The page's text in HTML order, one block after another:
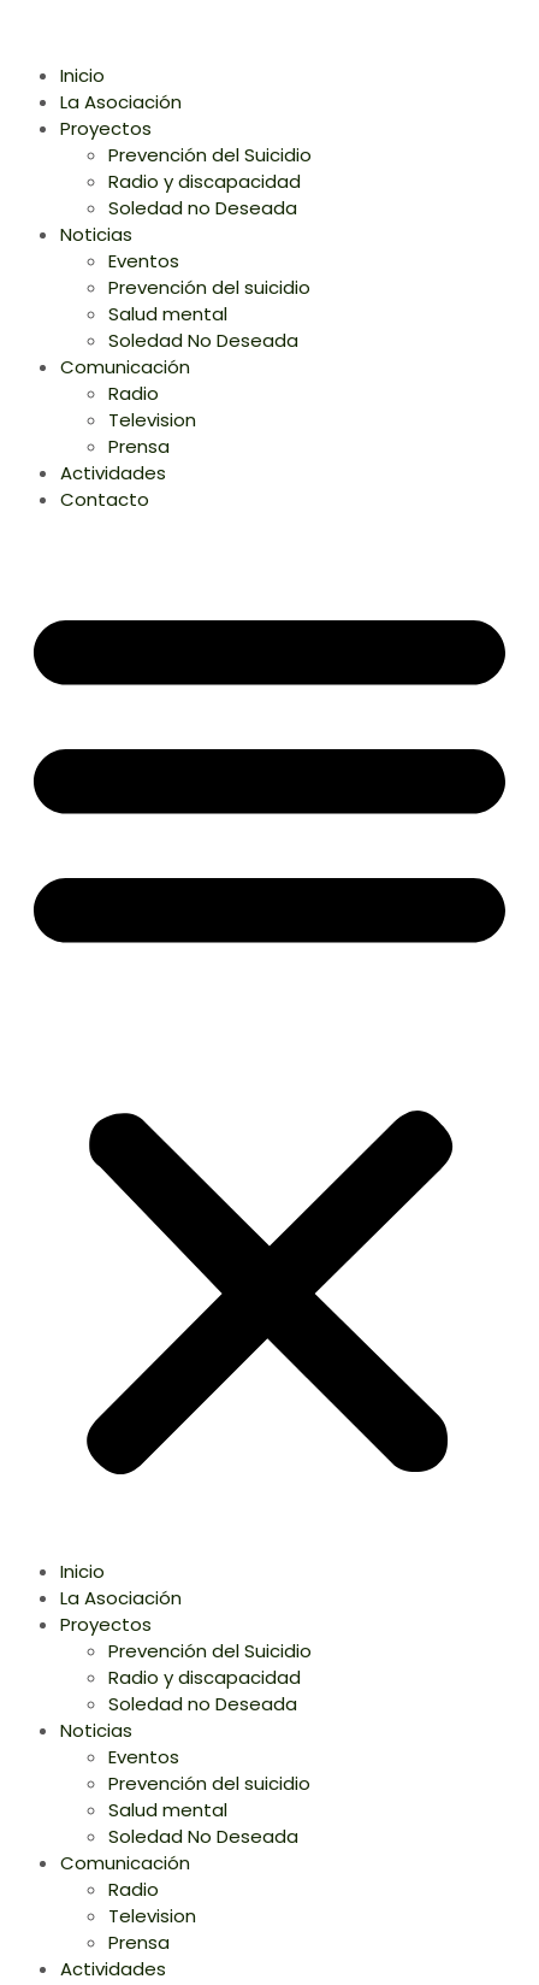
Inicio
La Asociación
Proyectos
Prevención del Suicidio
Radio y discapacidad
Soledad no Deseada
Noticias
Eventos
Prevención del suicidio
Salud mental
Soledad No Deseada
Comunicación
Radio
Television
Prensa
Actividades
Contacto
Inicio
La Asociación
Proyectos
Prevención del Suicidio
Radio y discapacidad
Soledad no Deseada
Noticias
Eventos
Prevención del suicidio
Salud mental
Soledad No Deseada
Comunicación
Radio
Television
Prensa
Actividades